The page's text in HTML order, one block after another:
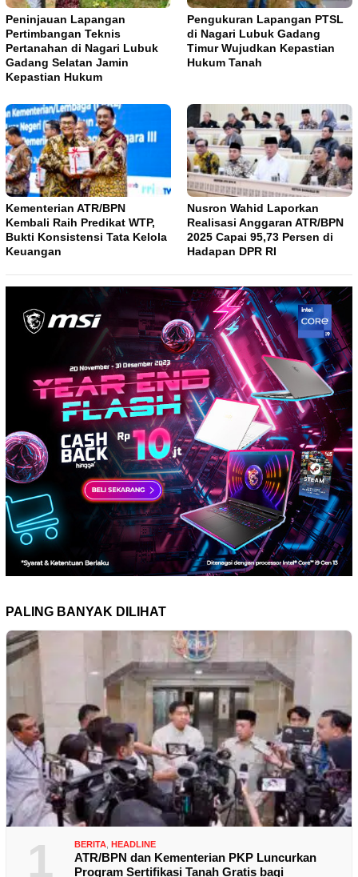
Peninjauan Lapangan
Pertimbangan Teknis
Pertanahan di Nagari Lubuk
Gadang Selatan Jamin
Kepastian Hukum
Pengukuran Lapangan PTSL
di Nagari Lubuk Gadang
Timur Wujudkan Kepastian
Hukum Tanah
Kementerian ATR/BPN
Kembali Raih Predikat WTP,
Bukti Konsistensi Tata Kelola
Keuangan
Nusron Wahid Laporkan
Realisasi Anggaran ATR/BPN
2025 Capai 95,73 Persen di
Hadapan DPR RI
PALING BANYAK DILIHAT
1 BERITA, HEADLINE
ATR/BPN dan Kementerian PKP Luncurkan
Program Sertifikasi Tanah Gratis bagi